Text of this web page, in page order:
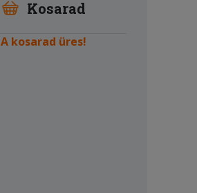
Kosarad
A kosarad üres!